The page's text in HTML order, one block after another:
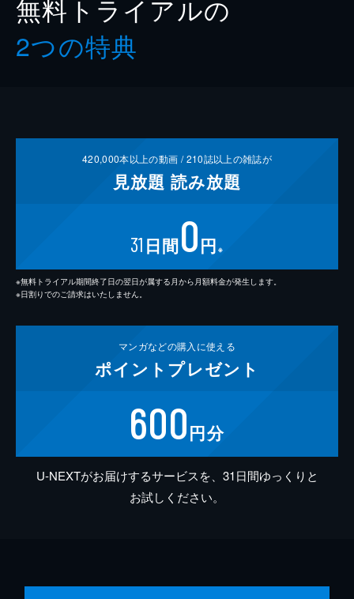
無料トライアルの
2つの特典
420,000本以上の動画 /210誌以上の雑誌が
見放題 読み放題
31 日間0円 ※
※無料トライアル期間終了日の翌日が属する月から月額料金が発生します。
※日割りでのご請求はいたしません。
マンガなどの購入に使える
ポイント プレゼント
600円分
U-NEXTがお届けするサービスを、31日間ゆっくりと
お試しください。